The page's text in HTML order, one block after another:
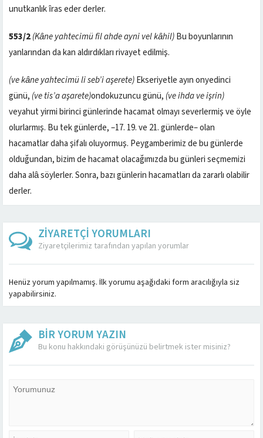
unutkanlık îras eder derler.
553/2(Kâne yahtecimü fil ahde ayni vel kâhil)Bu boyunlarının
yanlarından da kan aldırdıkları rivayet edilmiş.
(ve kâne yahtecimü li seb’i aşerete)Ekseriyetle ayın onyedinci
günü, (ve tis’a aşarete)ondokuzuncu günü, (ve ihda ve işrin)
veyahut yirmi birinci günlerinde hacamat olmayı severlermiş ve öyle
olurlarmış. Bu tek günlerde, –17. 19. ve 21. günlerde– olan
hacamatlar daha şifalı oluyormuş. Peygamberimiz de bu günlerde
olduğundan, bizim de hacamat olacağımızda bu günleri seçmemizi
daha alâ söylerler. Sonra, bazı günlerin hacamatları da zararlı olabilir
derler.
ZİYARETÇİ YORUMLARI
Ziyaretçilerimiz tarafından yapılan yorumlar
Henüz yorum yapılmamış. İlk yorumu aşağıdaki form aracılığıyla siz
yapabilirsiniz.
BİR YORUM YAZIN
Bu konu hakkındaki görüşünüzü belirtmek ister misiniz?